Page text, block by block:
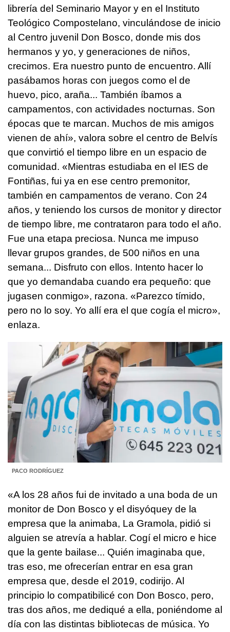
librería del Seminario Mayor y en el Instituto
Teológico Compostelano, vinculándose de inicio
al Centro juvenil Don Bosco, donde mis dos
hermanos y yo, y generaciones de niños,
crecimos. Era nuestro punto de encuentro. Allí
pasábamos horas con juegos como el de
huevo, pico, araña... También íbamos a
campamentos, con actividades nocturnas. Son
épocas que te marcan. Muchos de mis amigos
vienen de ahí», valora sobre el centro de Belvís
que convirtió el tiempo libre en un espacio de
comunidad. «Mientras estudiaba en el IES de
Fontiñas, fui ya en ese centro premonitor,
también en campamentos de verano. Con 24
años, y teniendo los cursos de monitor y director
de tiempo libre, me contrataron para todo el año.
Fue una etapa preciosa. Nunca me impuso
llevar grupos grandes, de 500 niños en una
semana... Disfruto con ellos. Intento hacer lo
que yo demandaba cuando era pequeño: que
jugasen conmigo», razona. «Parezco tímido,
pero no lo soy. Yo allí era el que cogía el micro»,
enlaza.
PACO RODRÍGUEZ
«A los 28 años fui de invitado a una boda de un
monitor de Don Bosco y el disyóquey de la
empresa que la animaba, La Gramola, pidió si
alguien se atrevía a hablar. Cogí el micro e hice
que la gente bailase... Quién imaginaba que,
tras eso, me ofrecerían entrar en esa gran
empresa que, desde el 2019, codirijo. Al
principio lo compatibilicé con Don Bosco, pero,
tras dos años, me dediqué a ella, poniéndome al
día con las distintas bibliotecas de música. Yo